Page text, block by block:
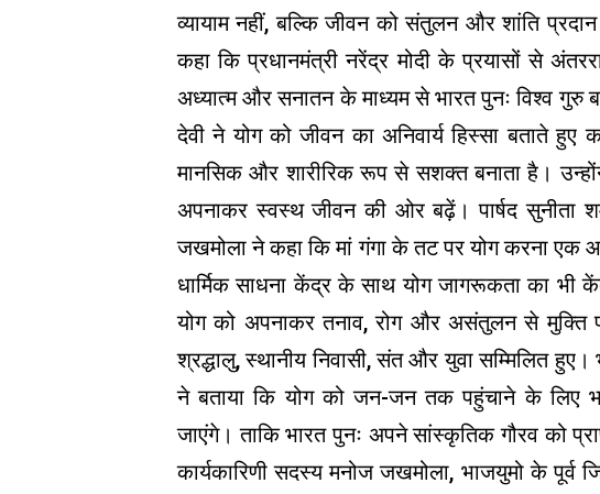
व्यायाम नहीं, बल्कि जीवन को संतुलन और शांति
कहा कि प्रधानमंत्री नरेंद्र मोदी के प्रयासों से
अध्यात्म और सनातन के माध्यम से भारत पुनः विश्व गुरु
देवी ने योग को जीवन का अनिवार्य हिस्सा बताते हुए
मानसिक और शारीरिक रूप से सशक्त बनाता है।
अपनाकर स्वस्थ जीवन की ओर बढ़ें। पार्षद सुनीता
जखमोला ने कहा कि मां गंगा के तट पर योग करना एक
धार्मिक साधना केंद्र के साथ योग जागरूकता का भी
योग को अपनाकर तनाव, रोग और असंतुलन से मुक्ति
श्रद्धालु, स्थानीय निवासी, संत और युवा सम्मिलित हुए।
ने बताया कि योग को जन-जन तक पहुंचाने के लिए
जाएंगे। ताकि भारत पुनः अपने सांस्कृतिक गौरव को
कार्यकारिणी सदस्य मनोज जखमोला, भाजयुमो के पूर्व